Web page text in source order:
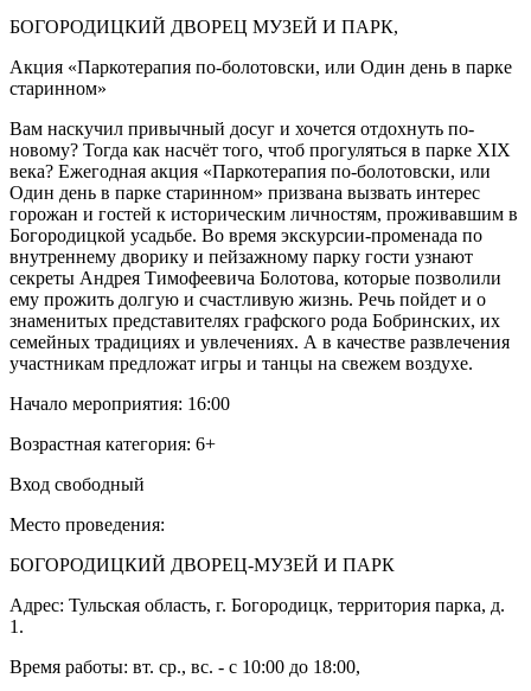
БОГОРОДИЦКИЙ ДВОРЕЦ МУЗЕЙ И ПАРК,
Акция «Паркотерапия по-болотовски, или Один день в парке
старинном»
Вам наскучил привычный досуг и хочется отдохнуть по-
новому? Тогда как насчёт того, чтоб прогуляться в парке XIX
века? Ежегодная акция «Паркотерапия по-болотовски, или
Один день в парке старинном» призвана вызвать интерес
горожан и гостей к историческим личностям, проживавшим в
Богородицкой усадьбе. Во время экскурсии-променада по
внутреннему дворику и пейзажному парку гости узнают
секреты Андрея Тимофеевича Болотова, которые позволили
ему прожить долгую и счастливую жизнь. Речь пойдет и о
знаменитых представителях графского рода Бобринских, их
семейных традициях и увлечениях. А в качестве развлечения
участникам предложат игры и танцы на свежем воздухе.
Начало мероприятия: 16:00
Возрастная категория: 6+
Вход свободный
Место проведения:
БОГОРОДИЦКИЙ ДВОРЕЦ-МУЗЕЙ И ПАРК
Адрес: Тульская область, г. Богородицк, территория парка, д.
1.
Время работы: вт. ср., вс. - с 10:00 до 18:00,